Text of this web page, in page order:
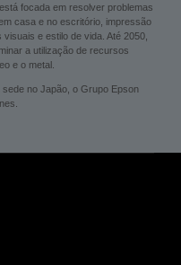
focada em resolver problemas
casa e no escritório, impressão
e estilo de vida. Até 2050,
a utilização de recursos
e o metal.
sede no Japão, o Grupo Epson